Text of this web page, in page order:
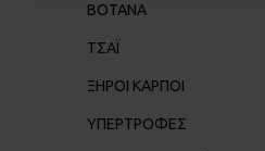
ΒΟΤΑΝΑ
ΤΣΑΪ
ΞΗΡΟΙ ΚΑΡΠΟΙ
ΥΠΕΡΤΡΟΦΕΣ